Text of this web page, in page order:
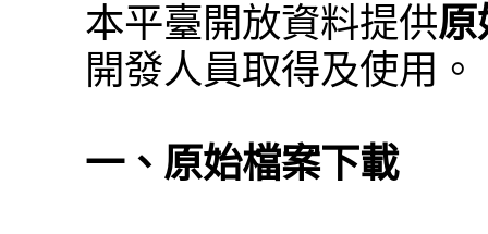
本平臺開放資料提供原
開發人員取得及使用。
一、原始檔案下載